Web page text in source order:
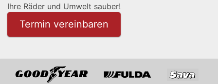
Ihre Räder und Umwelt sauber!
Termin vereinbaren